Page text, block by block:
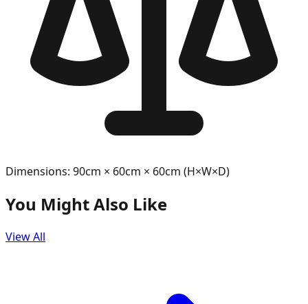
Dimensions: 90cm × 60cm × 60cm (H×W×D)
You Might Also Like
View All